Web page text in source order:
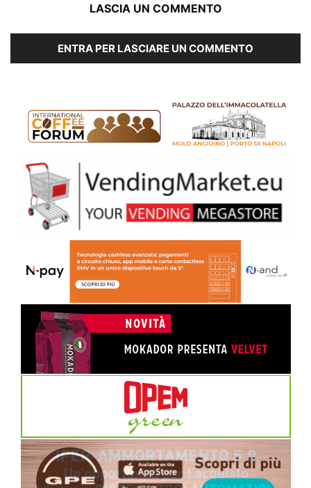
LASCIA UN COMMENTO
ENTRA PER LASCIARE UN COMMENTO